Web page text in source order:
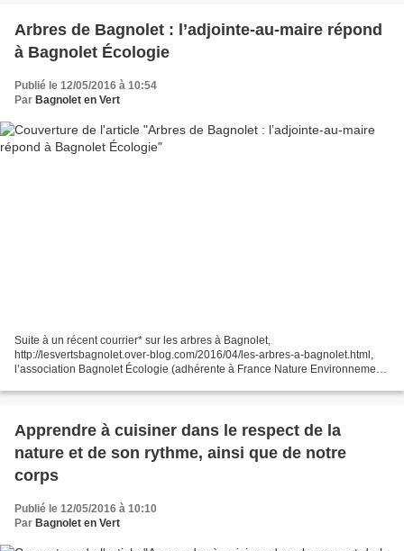
Arbres de Bagnolet : l’adjointe-au-maire répond
à Bagnolet Écologie
Publié le 12/05/2016 à 10:54
Par Bagnolet en Vert
Suite à un récent courrier* sur les arbres à Bagnolet,
http://lesvertsbagnolet.over-blog.com/2016/04/les-arbres-a-bagnolet.html,
l’association Bagnolet Écologie (adhérente à France Nature Environnement)
Apprendre à cuisiner dans le respect de la
nature et de son rythme, ainsi que de notre
corps
Publié le 12/05/2016 à 10:10
Par Bagnolet en Vert